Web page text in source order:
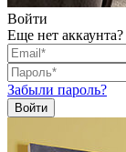
Войти
Еще нет аккаунта?
Забыли пароль?